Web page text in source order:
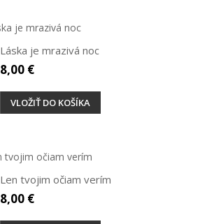
Láska je mrazivá noc
8,00 €
VLOŽIŤ DO KOŠÍKA
Len tvojim očiam verím
8,00 €